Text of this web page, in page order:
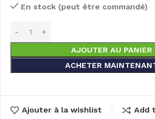
En stock (peut être commandé)
AJOUTER AU PANIER
ACHETER
Ajouter à la wishlist Add